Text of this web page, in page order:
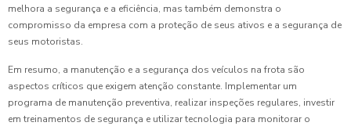
melhora a segurança e a eficiência, mas também demonstra o
compromisso da empresa com a proteção de seus ativos e a segurança de
seus motoristas.
Em resumo, a manutenção e a segurança dos veículos na frota são
aspectos críticos que exigem atenção constante. Implementar um
programa de manutenção preventiva, realizar inspeções regulares, investir
em treinamentos de segurança e utilizar tecnologia para monitorar o